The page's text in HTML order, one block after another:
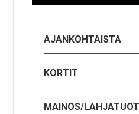
AJANKOHTAISTA
KORTIT
MAINOS/